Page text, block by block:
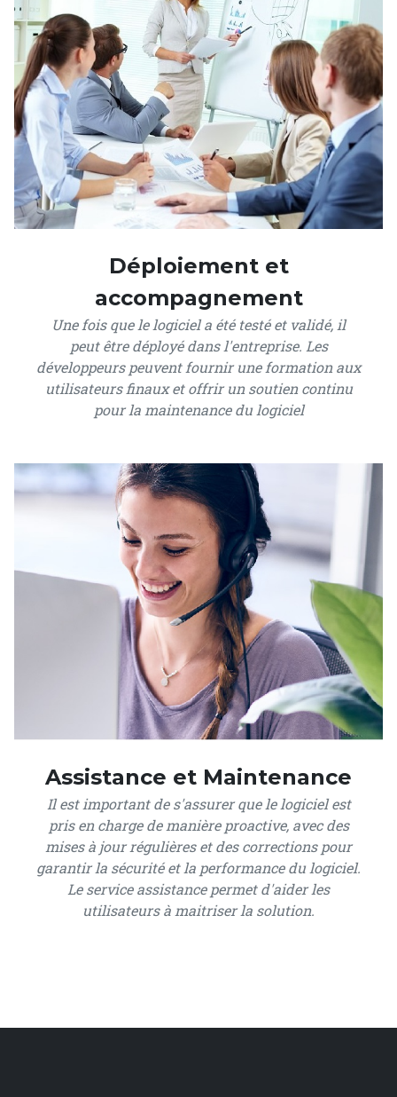
Déploiement et
accompagnement
Une fois que le logiciel a été testé et validé, il
peut être déployé dans l'entreprise. Les
développeurs peuvent fournir une formation aux
utilisateurs finaux et offrir un soutien continu
pour la maintenance du logiciel
Assistance et Maintenance
Il est important de s'assurer que le logiciel est
pris en charge de manière proactive, avec des
mises à jour régulières et des corrections pour
garantir la sécurité et la performance du logiciel.
Le service assistance permet d'aider les
utilisateurs à maitriser la solution.